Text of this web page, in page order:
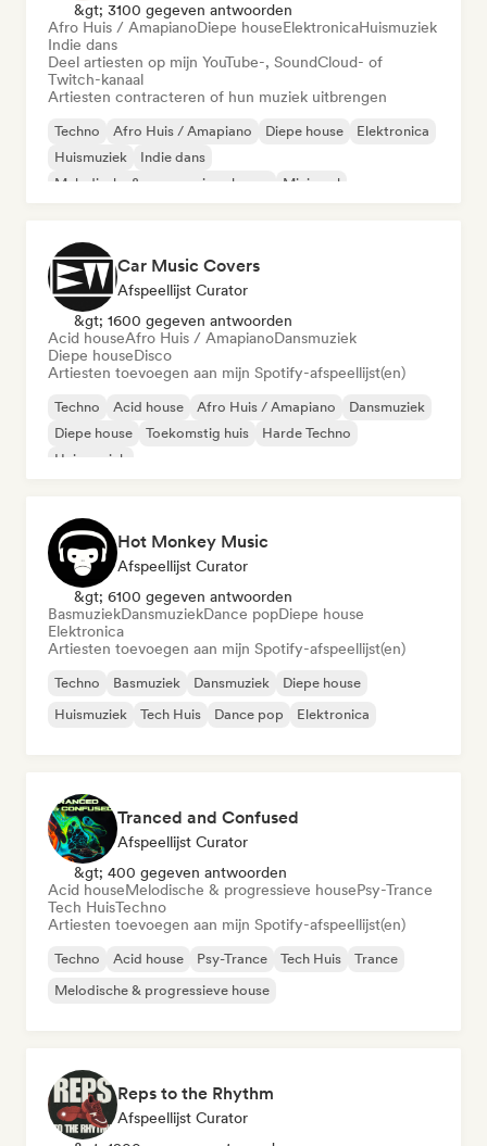
&gt; 3100 gegeven antwoorden
Afro Huis / AmapianoDiepe houseElektronicaHuismuziek
Indie dans
Deel artiesten op mijn YouTube-, SoundCloud- of
Twitch-kanaal
Artiesten contracteren of hun muziek uitbrengen
Techno Afro Huis / Amapiano Diepe house
Elektronica
Huismuziek
Indie dans
Melodische & progressieve house
Minimaal
Car Music Covers
Afspeellijst Curator
&gt; 1600 gegeven antwoorden
Acid houseAfro Huis / AmapianoDansmuziek
Diepe houseDisco
Artiesten toevoegen aan mijn Spotify-afspeellijst(en)
Techno Acid house Afro Huis / Amapiano
Dansmuziek
Diepe house
Toekomstig huis
Harde Techno
Huismuziek
Hot Monkey Music
Afspeellijst Curator
&gt; 6100 gegeven antwoorden
BasmuziekDansmuziekDance popDiepe house
Elektronica
Artiesten toevoegen aan mijn Spotify-afspeellijst(en)
Techno Basmuziek Dansmuziek
Diepe house
Huismuziek
Tech Huis Dance pop Elektronica
Tranced and Confused
Afspeellijst Curator
&gt; 400 gegeven antwoorden
Acid houseMelodische & progressieve housePsy-Trance
Tech HuisTechno
Artiesten toevoegen aan mijn Spotify-afspeellijst(en)
Techno Acid house Psy-Trance Tech Huis
Trance
Melodische & progressieve house
Reps to the Rhythm
Afspeellijst Curator